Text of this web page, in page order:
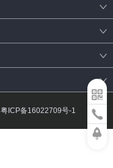
粤ICP备16022709号-1